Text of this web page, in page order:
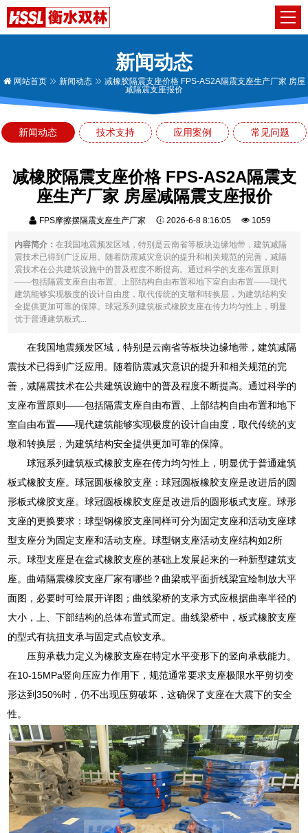
新闻动态
网站首页 新闻动态
减橡胶隔震支座价格 FPS-AS2A隔震支座生产厂家 房屋
减隔震支座报价
新闻动态 技术支持 应用案例 常见问题
减橡胶隔震支座价格 FPS-AS2A隔震支
座生产厂家 房屋减隔震支座报价
FPS摩擦摆隔震支座生产厂家 2026-6-8 8:16:05 1059
内容简介：在我国地震频发区域，特别是云南省等板块边缘地带，建筑减隔
震技术已得到广泛应用。随着防震减灾意识的提升和相关规范的完善，减隔
震技术在公共建筑设施中的普及程度不断提高。通过科学的支座布置原则
——包括隔震支座自由布置、上部结构自由布置和地下室自由布置——现代
建筑能够实现极度的设计自由度，取代传统的支墩和转换层，为建筑结构安
全提供更加可靠的保障。球冠系列建筑板式橡胶支座在传力均匀性上，明显
优于普通建筑板式...
在我国地震频发区域，特别是云南省等板块边缘地带，建筑减隔
震技术已得到广泛应用。随着防震减灾意识的提升和相关规范的完
善，减隔震技术在公共建筑设施中的普及程度不断提高。通过科学的
支座布置原则——包括隔震支座自由布置、上部结构自由布置和地下
室自由布置——现代建筑能够实现极度的设计自由度，取代传统的支
墩和转换层，为建筑结构安全提供更加可靠的保障。
球冠系列建筑板式橡胶支座在传力均匀性上，明显优于普通建筑
板式橡胶支座。球冠圆板橡胶支座：球冠圆板橡胶支座是改进后的圆
形板式橡胶支座。球冠圆板橡胶支座是改进后的圆形板式支座。球形
支座的更换要求：球型钢橡胶支座同样可分为固定支座和活动支座球
型支座分为固定支座和活动支座。球型钢支座活动支座结构如2所
示。球型支座是在盆式橡胶支座的基础上发展起来的一种新型建筑支
座。曲靖隔震橡胶支座厂家有哪些？曲梁或平面折线梁宜绘制放大平
面图，必要时可绘展开详图；曲线梁桥的支承方式应根据曲率半径的
大小，上、下部结构的总体布置式而定。曲线梁桥中，板式橡胶支座
的型式有抗扭支承与固定式点铰支承。
压剪承载力定义为橡胶支座在特定水平变形下的竖向承载能力。
在10-15MPa竖向压应力作用下，规范通常要求支座极限水平剪切变
形达到350%时，仍不出现压剪破坏，这确保了支座在大震下的安全
性。